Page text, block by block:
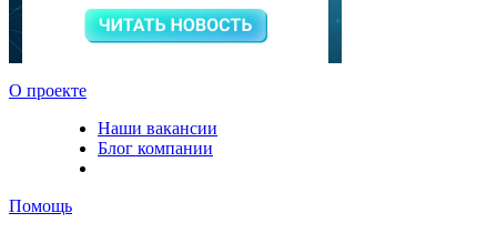
О проекте
Наши вакансии
Блог компании
Помощь